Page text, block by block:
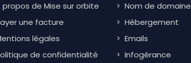
propos de Mise sur orbite
une facture
légales
de confidentialité
Nom de domaine
Hébergement
Emails
Infogérance